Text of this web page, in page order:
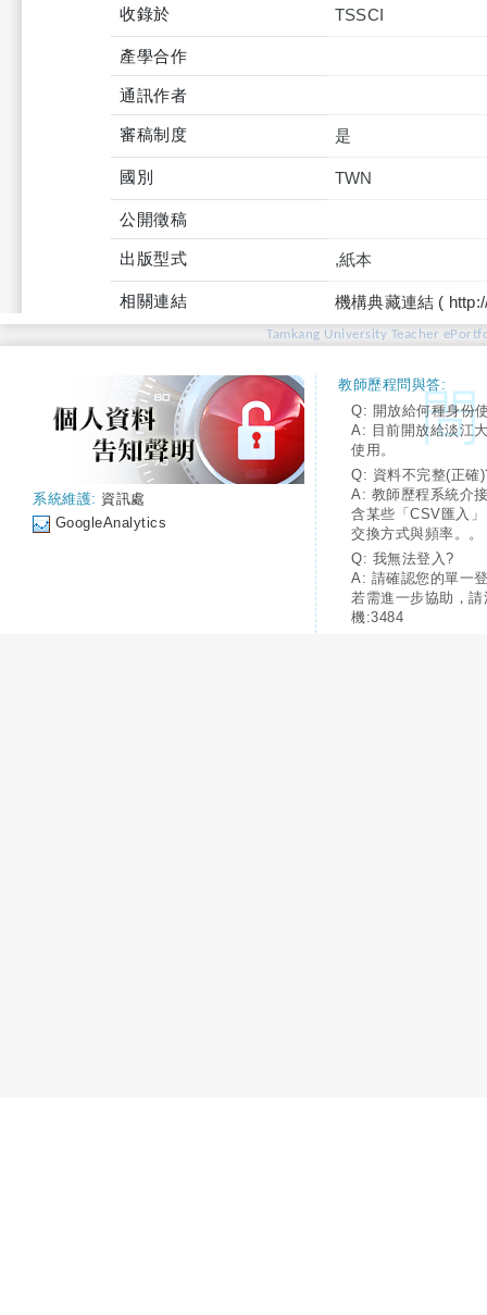
收錄於
產學合作
通訊作者
審稿制度 是
國別 TWN
公開徵稿
出版型式 ,紙本
相關連結 機構典藏連結 (
Tamkang University Teacher
系統維護: 資訊處
GoogleAnalytics
教師歷程問與答:
Q: 開放給何種身份
A: 目前開放給淡江
使用。
Q: 資料不完整(正確
A: 教師歷程系統介
含某些「CSV匯入
交換方式與頻率。。
Q: 我無法登入?
A: 請確認您的單一
若需進一步協助，
機:3484